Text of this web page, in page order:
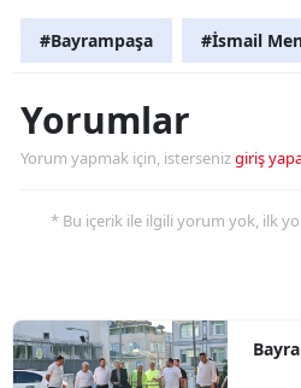
#Bayrampaşa #İsmail
Yorumlar
Yorum yapmak için, istersenizgiriş
* Bu içerik ile ilgili yorum yok, ilk